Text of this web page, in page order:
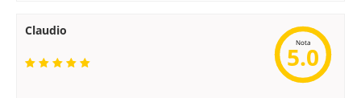
Claudio
Nota
5.0